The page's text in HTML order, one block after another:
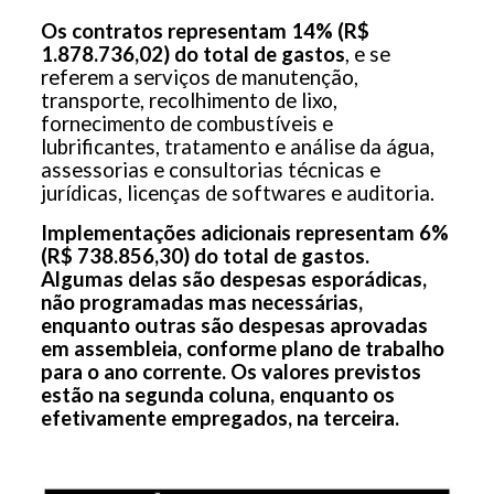
Os contratos representam 14% (R$
1.878.736,02) do total de gastos, e se
referem a serviços de manutenção,
transporte, recolhimento de lixo,
fornecimento de combustíveis e
lubrificantes, tratamento e análise da água,
assessorias e consultorias técnicas e
jurídicas, licenças de softwares e auditoria.
Implementações adicionais representam 6%
(R$ 738.856,30) do total de gastos.
Algumas delas são despesas esporádicas,
não programadas mas necessárias,
enquanto outras são despesas aprovadas
em assembleia, conforme plano de trabalho
para o ano corrente. Os valores previstos
estão na segunda coluna, enquanto os
efetivamente empregados, na terceira.